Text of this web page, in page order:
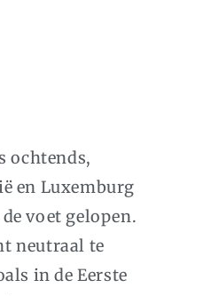
ochtends,
en Luxemburg
voet gelopen.
neutraal te
in de Eerste